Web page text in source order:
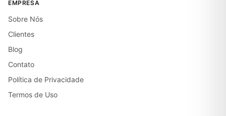
EMPRESA
Sobre Nós
Clientes
Blog
Contato
Política de Privacidade
Termos de Uso